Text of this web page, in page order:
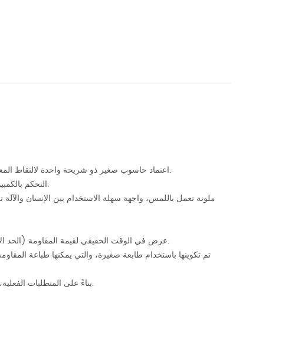
اعتماد حاسوب صغير ذو شريحة واحدة لالتقاط المعلومات والتعامل مع البيانات وإجراءات التحكم. مع الإبلاغ تلقائيًا عن شذوذ الاتصال.
التحكم بالكمبيوتر الصغير يوفر سرعة معالجة سريعة، تحكم دقيق، سلامة موثوقة وتشغيل ذكي.
عرض في الوقت الحقيقي لقيمة المقاومة (الحد الأقصى والحد الأدنى والمتوسط) والسمك (الحد الأقصى والحد الأدنى والمتوسط).
تم تكوينها باستخدام طابعة صغيرة، والتي يمكنها طباعة
بناءً على المتطلبات الفعلية، يمكن للمستخدمين تحديد عدد مرات الاختبار للحصول على نتيجة السُمك مباشرةً.